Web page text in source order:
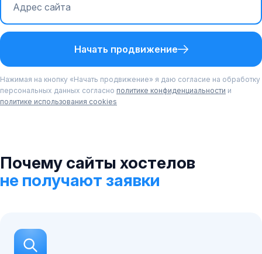
Начать продвижение
Нажимая на кнопку «Начать продвижение» я даю согласие на обработку
персональных данных согласно политике конфиденциальности и
политике использования cookies
Почему сайты хостелов
не получают заявки